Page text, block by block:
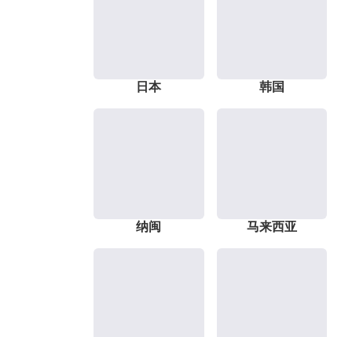
日本 韩国
纳闽 马来西亚